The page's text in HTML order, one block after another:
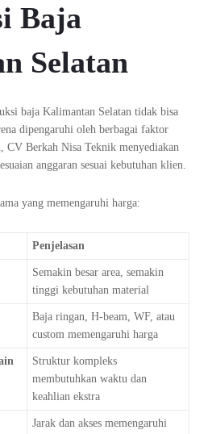
Baja
Selatan
baja Kalimantan Selatan tidak bisa
dipengaruhi oleh berbagai faktor
CV Berkah Nisa Teknik menyediakan
anggaran sesuai kebutuhan klien.
yang memengaruhi harga:
Penjelasan
Semakin besar area, semakin
tinggi kebutuhan material
Baja ringan, H-beam, WF, atau
custom memengaruhi harga
Struktur kompleks
membutuhkan waktu dan
keahlian ekstra
Jarak dan akses memengaruhi